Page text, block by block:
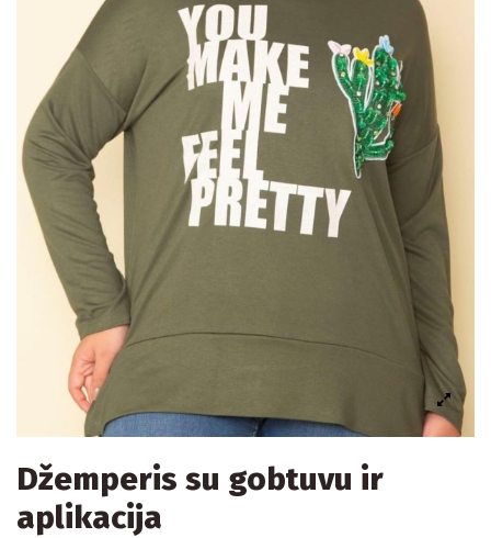
Džemperis su gobtuvu ir
aplikacija